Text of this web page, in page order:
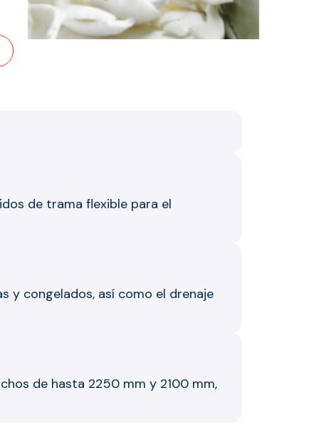
de trama flexible para el
y congelados, así como el drenaje
de hasta 2250 mm y 2100 mm,